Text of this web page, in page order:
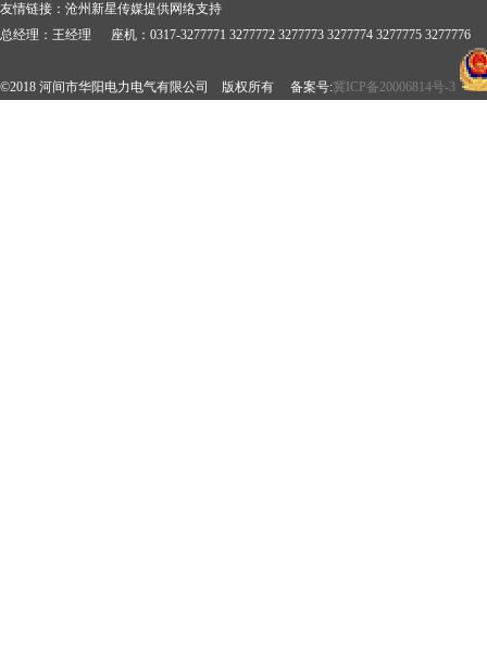
友情链接： 沧州新星传媒提供网络支持
总经理：王经理 座机：0317-3277771 3277772 3277773 3277774 3277775
©2018 河间市华阳电力电气有限公司 版权所有 备案号:冀ICP备20006814号-3